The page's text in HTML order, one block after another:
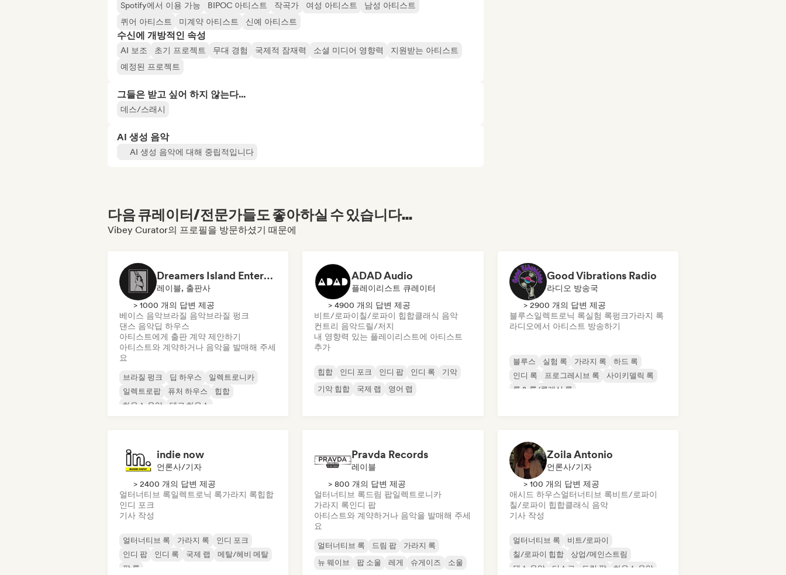
Spotify에서 이용 가능 BIPOC 아티스트 작곡가 여성 아티스트
남성 아티스트
퀴어 아티스트
미계약 아티스트 신예 아티스트
수신에 개방적인 속성
AI 보조 초기 프로젝트 무대 경험 국제적 잠재력 소셜 미디어 영향력
지원받는 아티스트
예정된 프로젝트
그들은 받고 싶어 하지 않는다...
데스/스래시
AI 생성 음악
AI 생성 음악에 대해 중립적입니다
다음 큐레이터/전문가들도 좋아하실 수 있습니다...
Vibey Curator의 프로필을 방문하셨기 때문에
Dreamers Island Entertainment
레이블, 출판사
> 1000 개의 답변 제공
베이스 음악브라질 음악브라질 펑크
댄스 음악딥 하우스
아티스트에게 출판 계약 제안하기
아티스트와 계약하거나 음악을 발매해 주세
요
브라질 펑크 딥 하우스
일렉트로니카
일렉트로팝
퓨처 하우스
힙합
하우스 음악
테크 하우스
ADAD Audio
플레이리스트 큐레이터
> 4900 개의 답변 제공
비트/로파이칠/로파이 힙합클래식 음악
컨트리 음악드릴/저지
내 영향력 있는 플레이리스트에 아티스트
추가
힙합 인디 포크 인디 팝 인디 록
기악
기악 힙합
국제 랩 영어 랩
Good Vibrations Radio
라디오 방송국
> 2900 개의 답변 제공
블루스일렉트로닉 록실험 록펑크가라지 록
라디오에서 아티스트 방송하기
블루스 실험 록 가라지 록
하드 록
인디 록
프로그레시브 록
사이키델릭 록
록 & 롤/클래식 록
indie now
언론사/기자
> 2400 개의 답변 제공
얼터너티브 록일렉트로닉 록가라지 록힙합
인디 포크
기사 작성
얼터너티브 록 가라지 록
인디 포크
인디 팝
인디 록 국제 랩
메탈/헤비 메탈
팝 록
Pravda Records
레이블
> 800 개의 답변 제공
얼터너티브 록드림 팝일렉트로니카
가라지 록인디 팝
아티스트와 계약하거나 음악을 발매해 주세
요
얼터너티브 록 드림 팝
가라지 록
뉴 웨이브
팝 소울 레게 슈게이즈 소울
Zoila Antonio
언론사/기자
> 100 개의 답변 제공
애시드 하우스얼터너티브 록비트/로파이
칠/로파이 힙합클래식 음악
기사 작성
얼터너티브 록
비트/로파이
칠/로파이 힙합
상업/메인스트림
댄스 음악
디스코 드림 팝 하우스 음악